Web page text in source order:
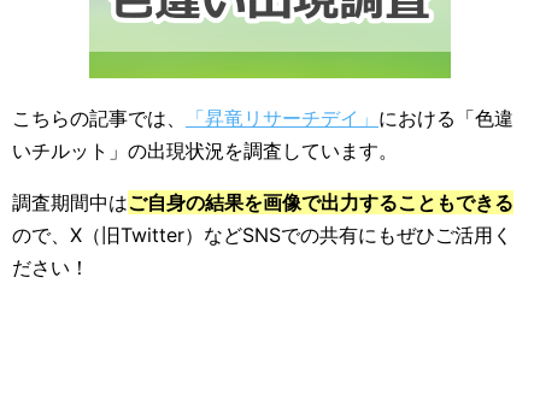
こちらの記事では、 「昇竜リサーチデイ」 における「色違
いチルット」の出現状況を調査しています。
調査期間中はご自身の結果を画像で出力することもできる
ので、X（旧Twitter）などSNSでの共有にもぜひご活用く
ださい！